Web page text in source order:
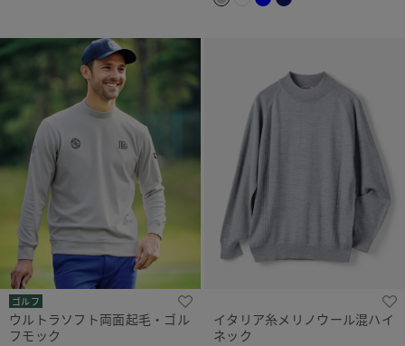
ゴルフ
ウルトラソフト両面起毛・ゴル
フモック
イタリア糸メリノウール混ハイ
ネック